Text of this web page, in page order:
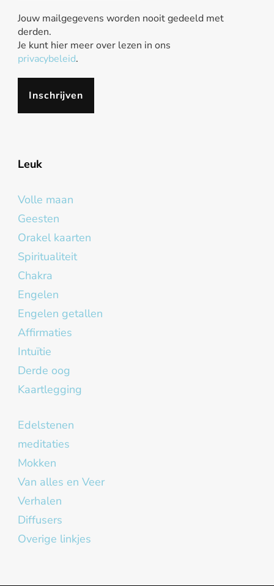
Jouw mailgegevens worden nooit gedeeld met
derden.
Je kunt hier meer over lezen in ons
privacybeleid.
Leuk
Volle maan
Geesten
Orakel kaarten
Spiritualiteit
Chakra
Engelen
Engelen getallen
Affirmaties
Intuïtie
Derde oog
Kaartlegging
Edelstenen
meditaties
Mokken
Van alles en Veer
Verhalen
Diffusers
Overige linkjes